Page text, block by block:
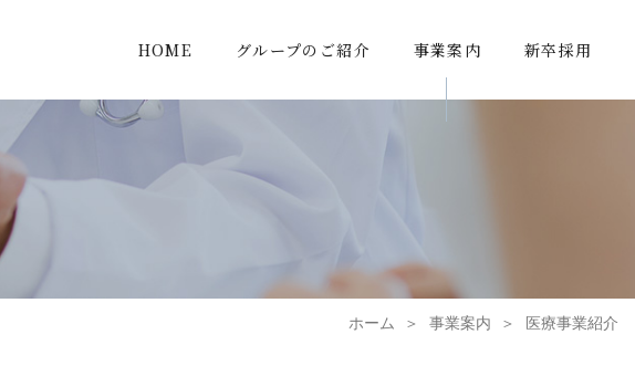
HOME グループのご紹介 事業案内 新卒採用
ホーム 事業案内 医療事業紹介